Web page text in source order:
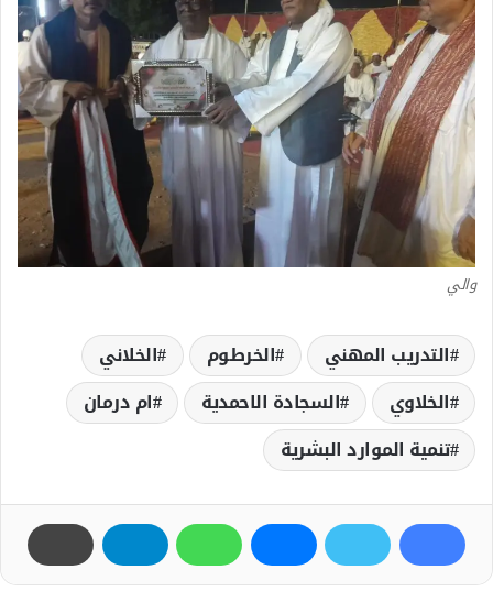
والي
التدريب المهني الخرطوم
الخلاني
الخلاوي
السجادة الاحمدية
ام درمان
تنمية الموارد البشرية